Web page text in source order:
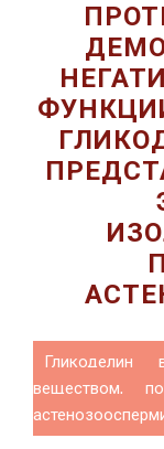
Гликоделин
веществом,